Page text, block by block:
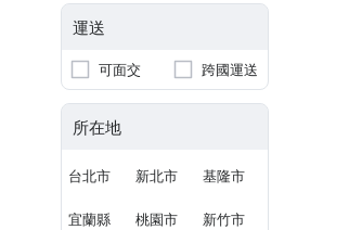
運送
可面交 跨國運送
所在地
台北市 新北市 基隆市
宜蘭縣 桃園市 新竹市